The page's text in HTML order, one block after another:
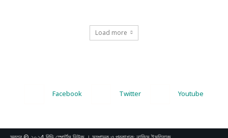
Load more
Facebook Twitter Youtube